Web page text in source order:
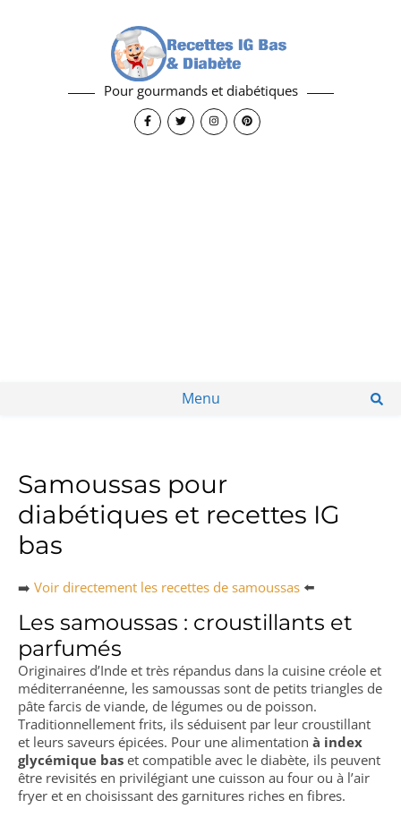
Pour gourmands et diabétiques
Menu
Samoussas pour
diabétiques et recettes IG
bas
➡️ Voir directement les recettes de samoussas ⬅️
Les samoussas : croustillants et
parfumés
Originaires d’Inde et très répandus dans la cuisine créole et
méditerranéenne, les samoussas sont de petits triangles de
pâte farcis de viande, de légumes ou de poisson.
Traditionnellement frits, ils séduisent par leur croustillant
et leurs saveurs épicées. Pour une alimentation à index
glycémique bas et compatible avec le diabète, ils peuvent
être revisités en privilégiant une cuisson au four ou à l’air
fryer et en choisissant des garnitures riches en fibres.